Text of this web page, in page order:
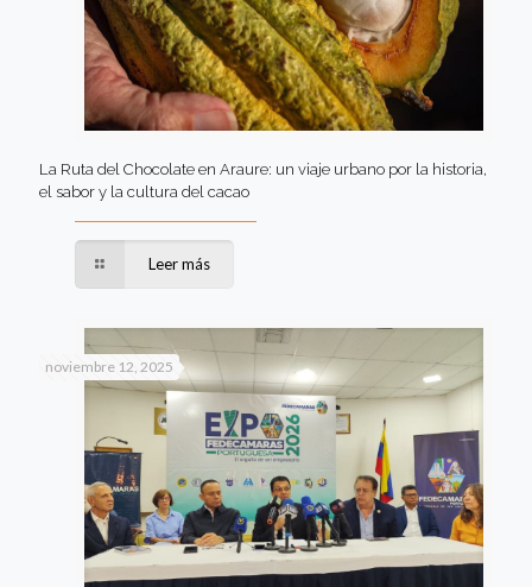
La Ruta del Chocolate en Araure: un viaje urbano por la historia,
el sabor y la cultura del cacao
Leer más
noviembre 12, 2025